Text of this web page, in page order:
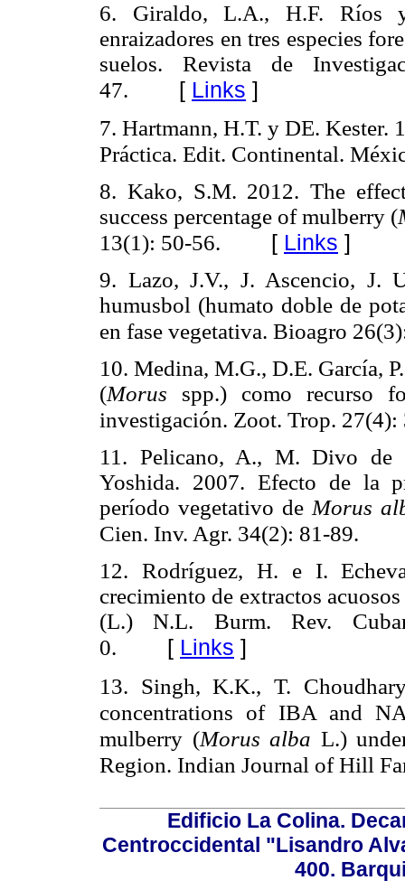
6. Giraldo, L.A., H.F. Ríos
enraizadores en tres especies
suelos. Revista de
47. [ Links ]
7. Hartmann, H.T. y DE. Kester.
Práctica. Edit. Continental.
8. Kako, S.M. 2012. The
success percentage of mulberry (
13(1): 50-56. [ Links ]
9. Lazo, J.V., J. Ascencio, J.
humusbol (humato doble de
en fase vegetativa. Bioagro
10. Medina, M.G., D.E. García,
(Morus spp.) como recurso
investigación. Zoot. Trop. 27(4):
11. Pelicano, A., M. Divo de
Yoshida. 2007. Efecto de la
período vegetativo de Morus
Cien. Inv. Agr. 34(2): 81-89.
12. Rodríguez, H. e I.
crecimiento de extractos
(L.) N.L. Burm.Rev.
0. [ Links ]
13. Singh, K.K., T.
concentrations of IBA and
mulberry (Morus alba L.)
Region. Indian Journal of Hill
Edificio La Colina.
Centroccidental "Lisandro
400.